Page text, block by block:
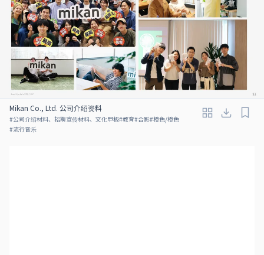
Mikan Co., Ltd. 公司介绍资料
#公司介绍材料、招聘宣传材料、文化甲板#教育#合影#橙色/橙色
#流行音乐